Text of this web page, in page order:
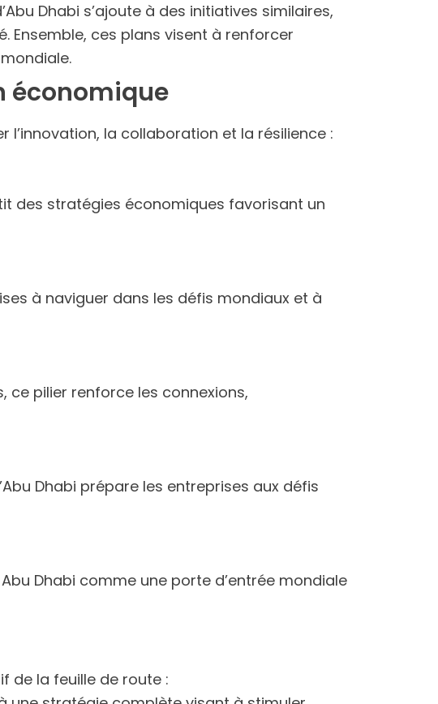
Dhabi s’ajoute à des initiatives similaires,
Ensemble, ces plans visent à renforcer
économique
l’innovation, la collaboration et la résilience :
des stratégies économiques favorisant un
à naviguer dans les défis mondiaux et à
ce pilier renforce les connexions,
Dhabi prépare les entreprises aux défis
Dhabi comme une porte d’entrée mondiale
de la feuille de route :